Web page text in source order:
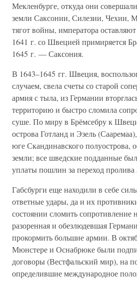
Мекленбурге, откуда они
земли Саксонии, Силезии, Чехии,
тягот войны, императора
1641 г. со Швецией примиряется
1645 г. — Саксония.
В 1643–1645 гг. Швеция,
случаем, свела счеты со старой
армия с тыла, из Германии
территорию и быстро сломила
суше. По миру в Брёмсебру к
острова Готланд и Эзель
юге Скандинавского полуострова,
земли; все шведские подданные
уплаты пошлин за переход пролива
Габсбурги еще находили в себе
ответные удары, да и их
состоянии сломить сопротивление
разоренная и обезлюдевшая
прокормить большие армии. В
Мюнстере и Оснабрюке были
договоры (Вестфальский мир), на
определившие международное